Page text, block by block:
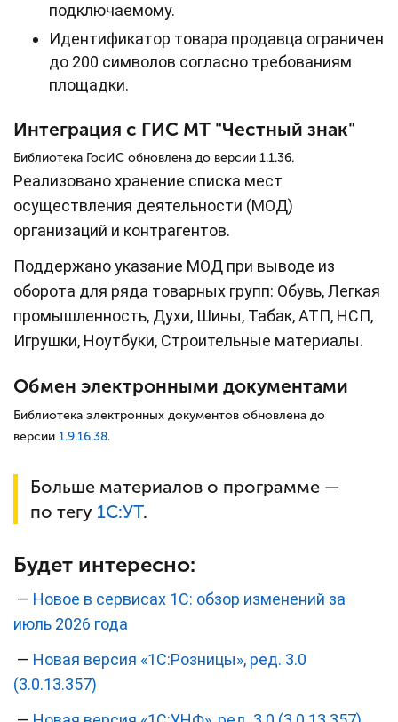
подключаемому.
Идентификатор товара продавца ограничен
до 200 символов согласно требованиям
площадки.
Интеграция с ГИС МТ "Честный знак"
Библиотека ГосИС обновлена до версии 1.1.36.
Реализовано хранение списка мест
осуществления деятельности (МОД)
организаций и контрагентов.
Поддержано указание МОД при выводе из
оборота для ряда товарных групп: Обувь, Легкая
промышленность, Духи, Шины, Табак, АТП, НСП,
Игрушки, Ноутбуки, Строительные материалы.
Обмен электронными документами
Библиотека электронных документов обновлена до
версии 1.9.16.38.
Больше материалов о программе —
по тегу 1С:УТ.
Будет интересно:
— Новое в сервисах 1С: обзор изменений за
июль 2026 года
— Новая версия «1С:Розницы», ред. 3.0
(3.0.13.357)